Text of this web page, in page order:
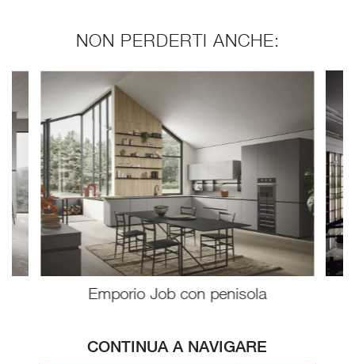
NON PERDERTI ANCHE:
Emporio Job con penisola
CONTINUA A NAVIGARE